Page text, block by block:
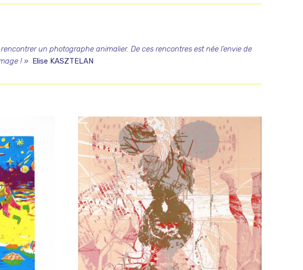
un photographe animalier. De ces rencontres est née l’envie de
! » Elise KASZTELAN